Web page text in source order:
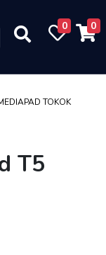
0 0
TOKOK
T5